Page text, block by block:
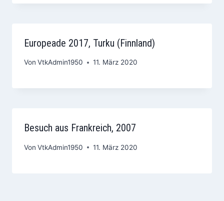
Europeade 2017, Turku (Finnland)
Von VtkAdmin1950 11. März 2020
Besuch aus Frankreich, 2007
Von VtkAdmin1950 11. März 2020